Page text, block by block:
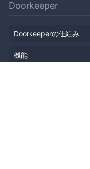
Doorkeeper
Doorkeeperの仕組み
機能